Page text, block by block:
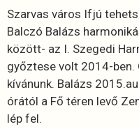
Szarvas város Ifjú
Balczó Balázs
között- az I. Szegedi
győztese volt 2014-ben.
kívánunk. Balázs
órától a Fő téren levő
lép fel.